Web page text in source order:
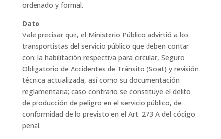
ordenado y formal.
Dato
Vale precisar que, el Ministerio Público advirtió a los
transportistas del servicio público que deben contar
con: la habilitación respectiva para circular, Seguro
Obligatorio de Accidentes de Tránsito (Soat) y revisión
técnica actualizada, así como su documentación
reglamentaria; caso contrario se constituye el delito
de producción de peligro en el servicio público, de
conformidad de lo previsto en el Art. 273 A del código
penal.